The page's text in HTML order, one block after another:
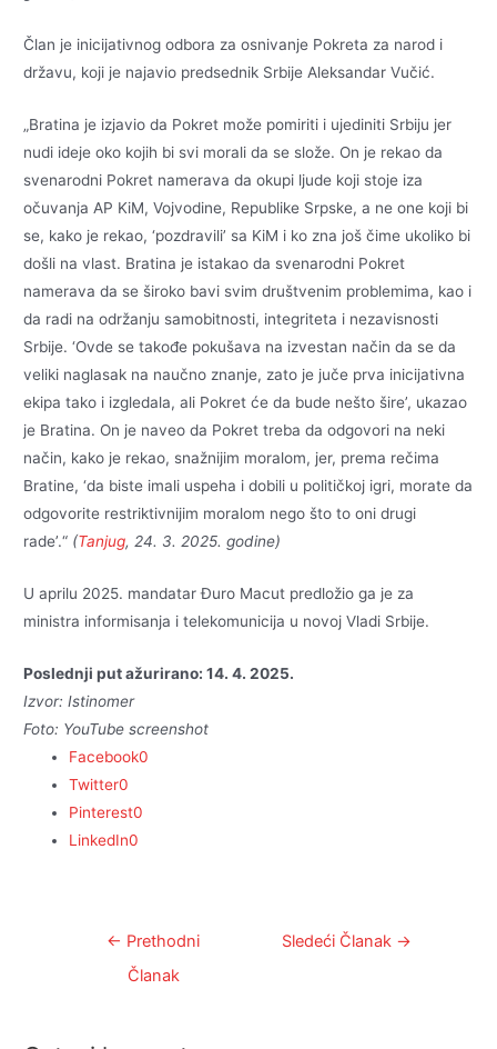
Član je inicijativnog odbora za osnivanje Pokreta za narod i
državu, koji je najavio predsednik Srbije Aleksandar Vučić.
„Bratina je izjavio da Pokret može pomiriti i ujediniti Srbiju jer
nudi ideje oko kojih bi svi morali da se slože. On je rekao da
svenarodni Pokret namerava da okupi ljude koji stoje iza
očuvanja AP KiM, Vojvodine, Republike Srpske, a ne one koji bi
se, kako je rekao, ‘pozdravili’ sa KiM i ko zna još čime ukoliko bi
došli na vlast. Bratina je istakao da svenarodni Pokret
namerava da se široko bavi svim društvenim problemima, kao i
da radi na održanju samobitnosti, integriteta i nezavisnosti
Srbije. ‘Ovde se takođe pokušava na izvestan način da se da
veliki naglasak na naučno znanje, zato je juče prva inicijativna
ekipa tako i izgledala, ali Pokret će da bude nešto šire’, ukazao
je Bratina. On je naveo da Pokret treba da odgovori na neki
način, kako je rekao, snažnijim moralom, jer, prema rečima
Bratine, ‘da biste imali uspeha i dobili u političkoj igri, morate da
odgovorite restriktivnijim moralom nego što to oni drugi
rade’.“ (Tanjug, 24. 3. 2025. godine)
U aprilu 2025. mandatar Đuro Macut predložio ga je za
ministra informisanja i telekomunicija u novoj Vladi Srbije.
Poslednji put ažurirano: 14. 4. 2025.
Izvor: Istinomer
Foto: YouTube screenshot
Facebook0
Twitter0
Pinterest0
LinkedIn0
Kretanje← Prethodni
Članak
Sledeći Članak →